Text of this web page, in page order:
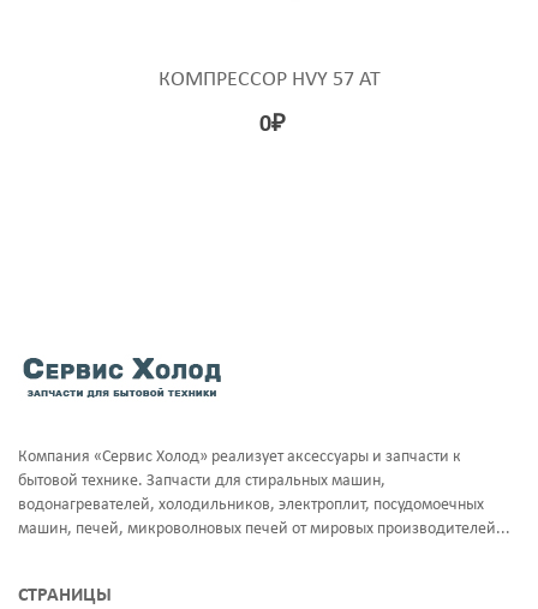
КОМПРЕССОР HVY 57 AT
0₽
Компания «Сервис Холод» реализует аксессуары и запчасти к
бытовой технике. Запчасти для стиральных машин,
водонагревателей, холодильников, электроплит, посудомоечных
машин, печей, микроволновых печей от мировых производителей...
СТРАНИЦЫ